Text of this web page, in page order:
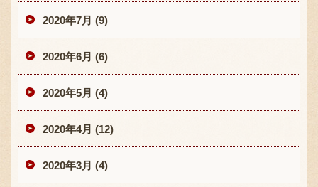
2020年7月 (9)
2020年6月 (6)
2020年5月 (4)
2020年4月 (12)
2020年3月 (4)